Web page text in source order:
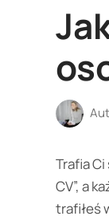
Trafia
CV”, a
trafiłeś